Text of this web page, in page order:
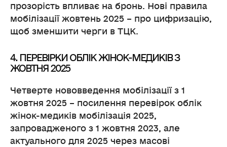
прозорість впливає на бронь. Нові правила
мобілізації жовтень 2025 – про цифризацію,
щоб зменшити черги в ТЦК.
4. ПЕРЕВІРКИ ОБЛІК ЖІНОК-МЕДИКІВ З
ЖОВТНЯ 2025
Четверте нововведення мобілізації з 1
жовтня 2025 – посилення перевірок облік
жінок-медиків мобілізація 2025,
запровадженого з 1 жовтня 2023, але
актуального для 2025 через масові